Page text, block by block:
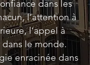
dans les
l’attention à
l’appel à
dans le monde.
enracinée dans